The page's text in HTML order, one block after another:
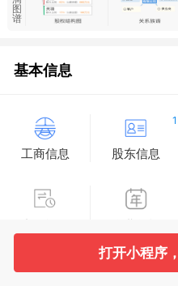
图
谱
基本信息
工商信息
1
股东信息
打开小程序